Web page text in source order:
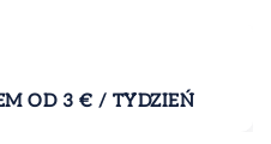
OD 3 € / TYDZIEŃ